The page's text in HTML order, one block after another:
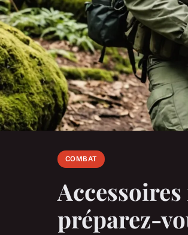
COMBAT
préparez-